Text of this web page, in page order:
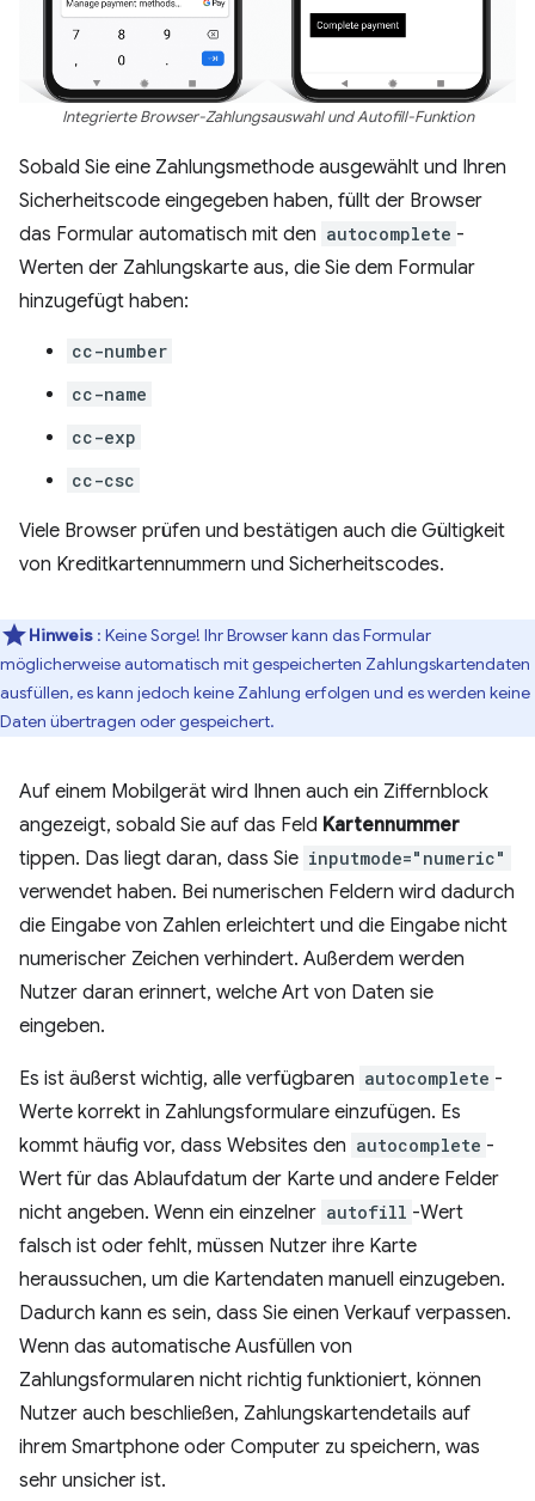
Integrierte Browser-Zahlungsauswahl und Autofill-Funktion
Sobald Sie eine Zahlungsmethode ausgewählt und Ihren
Sicherheitscode eingegeben haben, füllt der Browser
das Formular automatisch mit den autocomplete -
Werten der Zahlungskarte aus, die Sie dem Formular
hinzugefügt haben:
cc-number
cc-name
cc-exp
cc-csc
Viele Browser prüfen und bestätigen auch die Gültigkeit
von Kreditkartennummern und Sicherheitscodes.
Hinweis : Keine Sorge! Ihr Browser kann das Formular
möglicherweise automatisch mit gespeicherten Zahlungskartendaten
ausfüllen, es kann jedoch keine Zahlung erfolgen und es werden keine
Daten übertragen oder gespeichert.
Auf einem Mobilgerät wird Ihnen auch ein Ziffernblock
angezeigt, sobald Sie auf das Feld Kartennummer
tippen. Das liegt daran, dass Sie inputmode="numeric"
verwendet haben. Bei numerischen Feldern wird dadurch
die Eingabe von Zahlen erleichtert und die Eingabe nicht
numerischer Zeichen verhindert. Außerdem werden
Nutzer daran erinnert, welche Art von Daten sie
eingeben.
Es ist äußerst wichtig, alle verfügbaren autocomplete -
Werte korrekt in Zahlungsformulare einzufügen. Es
kommt häufig vor, dass Websites den autocomplete -
Wert für das Ablaufdatum der Karte und andere Felder
nicht angeben. Wenn ein einzelner autofill -Wert
falsch ist oder fehlt, müssen Nutzer ihre Karte
heraussuchen, um die Kartendaten manuell einzugeben.
Dadurch kann es sein, dass Sie einen Verkauf verpassen.
Wenn das automatische Ausfüllen von
Zahlungsformularen nicht richtig funktioniert, können
Nutzer auch beschließen, Zahlungskartendetails auf
ihrem Smartphone oder Computer zu speichern, was
sehr unsicher ist.